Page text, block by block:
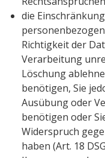
die
Richtigkeit der
Verarbeitung
Löschung
benötigen, Sie
Ausübung oder
benötigen oder
Widerspruch
haben (Art. 18